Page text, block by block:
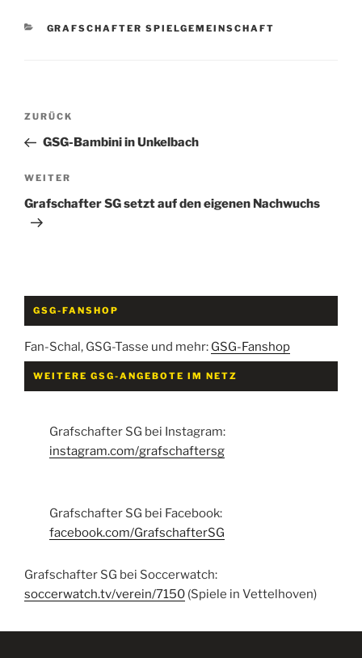
KATEGORIEN
GRAFSCHAFTER SPIELGEMEINSCHAFT
Beitragsnavigation
Vorheriger
Beitrag
ZURÜCK
GSG-Bambini in Unkelbach
Nächster
Beitrag
WEITER
Grafschafter SG setzt auf den eigenen Nachwuchs
GSG-FANSHOP
Fan-Schal, GSG-Tasse und mehr: GSG-Fanshop
WEITERE GSG-ANGEBOTE IM NETZ
Grafschafter SG bei Instagram:
instagram.com/grafschaftersg
Grafschafter SG bei Facebook:
facebook.com/GrafschafterSG
Grafschafter SG bei Soccerwatch:
soccerwatch.tv/verein/7150 (Spiele in Vettelhoven)